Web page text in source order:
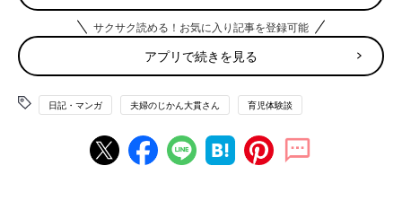
息子がお喋りをするようになってから、今までわからなかった謎
が解けてきたことがあります。
くぐずる息子。
こしたり、月齢が高くなってきた頃はおやつを少しあげてみた
サクサク読める！お気に入り記事を登録可能
アプリで続きを見る
日記・マンガ 夫婦のじかん大貫さん 育児体験談